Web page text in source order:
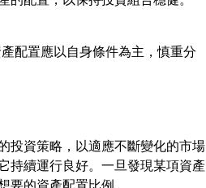
配置應以自身條件為主，慎重分
投資策略，以適應不斷變化的市場
持續運行良好。一旦發現某項資產